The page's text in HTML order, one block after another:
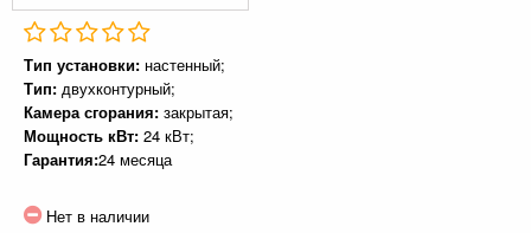
Тип установки: настенный;
Тип: двухконтурный;
Камера сгорания: закрытая;
Мощность кВт: 24 кВт;
Гарантия:24 месяца
Нет в наличии